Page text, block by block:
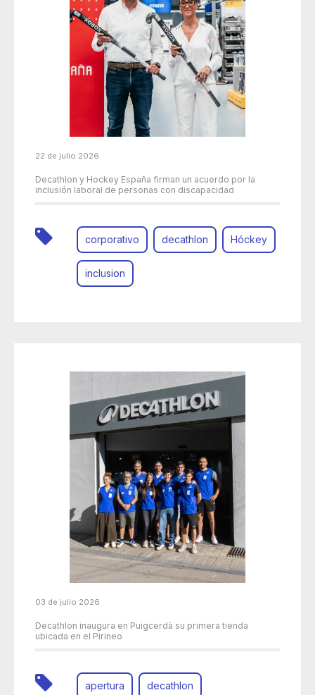
22 de julio 2026
Decathlon y Hockey España firman un acuerdo por la
inclusión laboral de personas con discapacidad
corporativo decathlon Hóckey
inclusion
03 de julio 2026
Decathlon inaugura en Puigcerdà su primera tienda
ubicada en el Pirineo
apertura decathlon